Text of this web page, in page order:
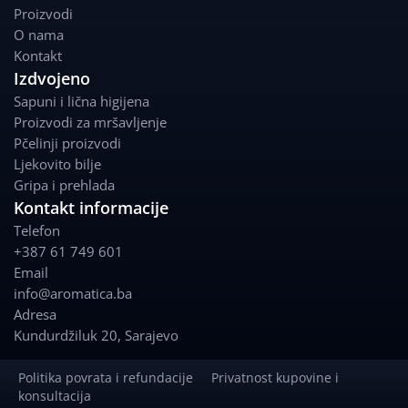
b
o
o
k a
m
Proizvodi
O nama
Kontakt
Izdvojeno
Sapuni i lična higijena
Proizvodi za mršavljenje
Pčelinji proizvodi
Ljekovito bilje
Gripa i prehlada
Kontakt informacije
Telefon
+387 61 749 601
Email
info@aromatica.ba
Adresa
Kundurdžiluk 20, Sarajevo
Politika povrata i refundacije Privatnost kupovine i
konsultacija